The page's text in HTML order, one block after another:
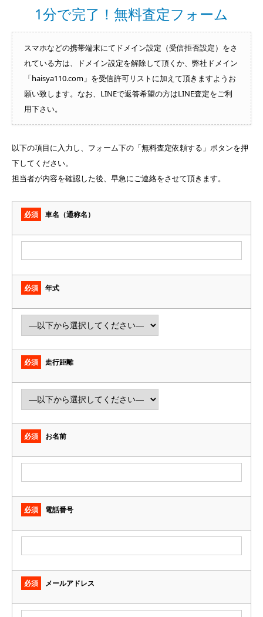
1分で完了！無料査定フォーム
スマホなどの携帯端末にてドメイン設定（受信拒否設定）をさ
れている方は、ドメイン設定を解除して頂くか、弊社ドメイン
「haisya110.com」を受信許可リストに加えて頂きますようお
願い致します。なお、LINEで返答希望の方はLINE査定をご利
用下さい。
以下の項目に入力し、フォーム下の「無料査定依頼する」ボタンを押
下してください。
担当者が内容を確認した後、早急にご連絡をさせて頂きます。
必須 車名（通称名）
必須 年式
必須 走行距離
必須 お名前
必須 電話番号
必須 メールアドレス